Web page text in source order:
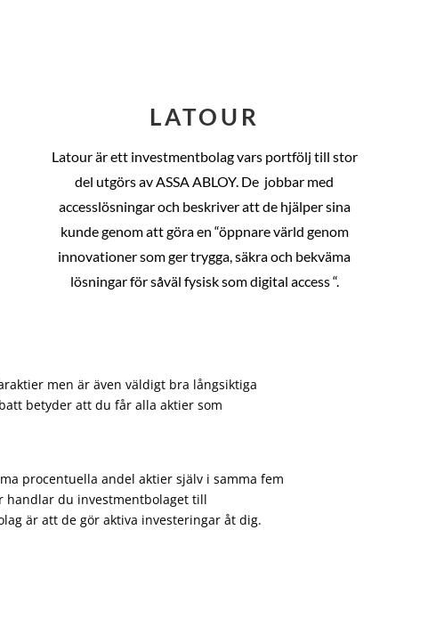
LATOUR
Latour är ett investmentbolag vars portfölj till stor
del utgörs av ASSA ABLOY. De jobbar med
accesslösningar och beskriver att de hjälper sina
kunde genom att göra en “öppnare värld genom
innovationer som ger trygga, säkra och bekväma
lösningar för såväl fysisk som digital access “.
men är även väldigt bra långsiktiga
betyder att du får alla aktier som
procentuella andel aktier själv i samma fem
handlar du investmentbolaget till
är att de gör aktiva investeringar åt dig.